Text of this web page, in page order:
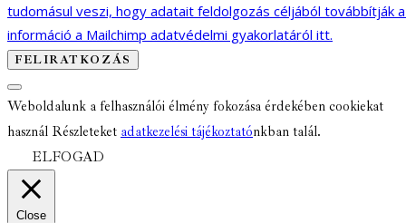
tudomásul veszi, hogy adatait feldolgozás céljából továbbítják
információ a Mailchimp adatvédelmi gyakorlatáról itt.
Weboldalunk a felhasználói élmény fokozása érdekében cookiekat
használ Részleteket adatkezelési tájékoztatónkban talál.
ELFOGAD
Close